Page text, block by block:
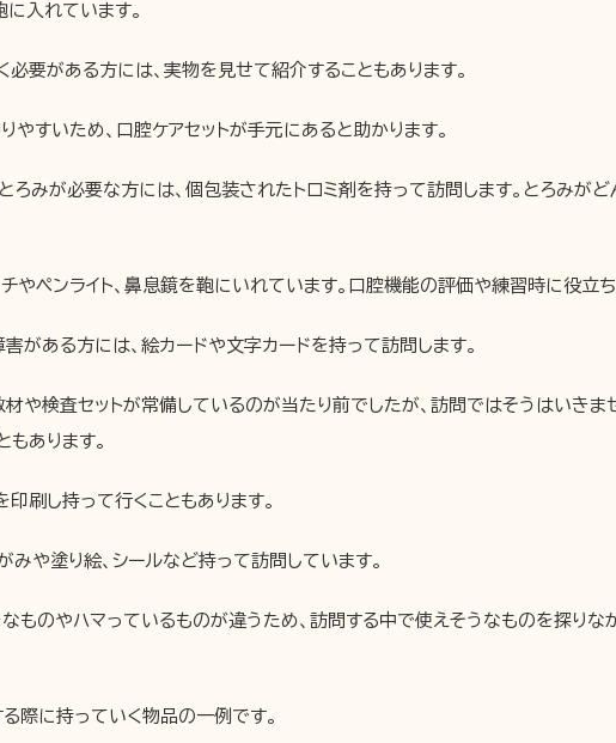
に入れています。
必要がある方には、実物を見せて紹介することもあります。
やすいため、口腔ケアセットが手元にあると助かります。
ろみが必要な方には、個包装されたトロミ剤を持って訪問します。とろみが
チやペンライト、鼻息鏡を鞄にいれています。口腔機能の評価や練習時に役立ち
害がある方には、絵カードや文字カードを持って訪問します。
や検査セットが常備しているのが当たり前でしたが、訪問ではそうはいきま
もあります。
印刷し持って行くこともあります。
みや塗り絵、シールなど持って訪問しています。
ものやハマっているものが違うため、訪問する中で使えそうなものを探りな
際に持っていく物品の一例です。